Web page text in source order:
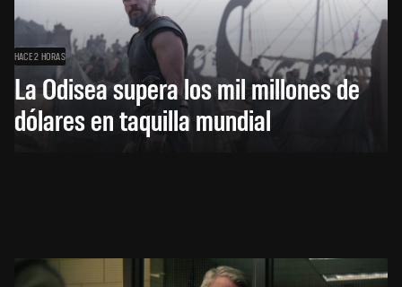
HACE 2 HORAS
La Odisea supera los mil millones de
dólares en taquilla mundial